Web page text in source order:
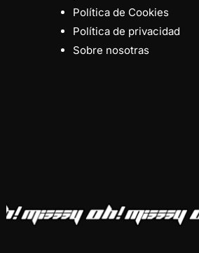
Política de Cookies
Política de privacidad
Sobre nosotras